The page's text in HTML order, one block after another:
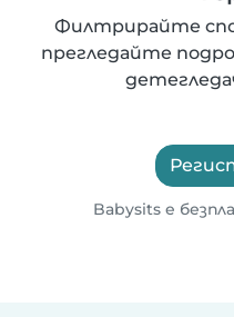
Филтрирайте
прегледайте
Babysits е